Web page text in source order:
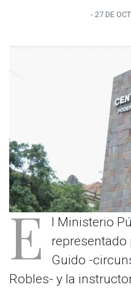
- 27 DE
E l Ministerio
representado
Guido -
Robles- y la